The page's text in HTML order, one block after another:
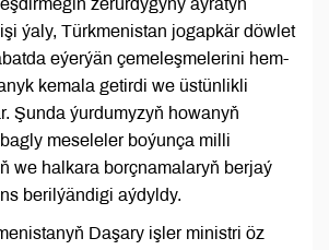
zerurdygyny aýratyn
ýaly, Türkmenistan jogapkär döwlet
eýerýän çemeleşmelerini hem-
kemala getirdi we üstünlikli
Şunda ýurdumyzyň howanyň
meseleler boýunça milli
we halkara borçnamalaryň berjaý
berilýändigi aýdyldy.
Daşary işler ministri öz